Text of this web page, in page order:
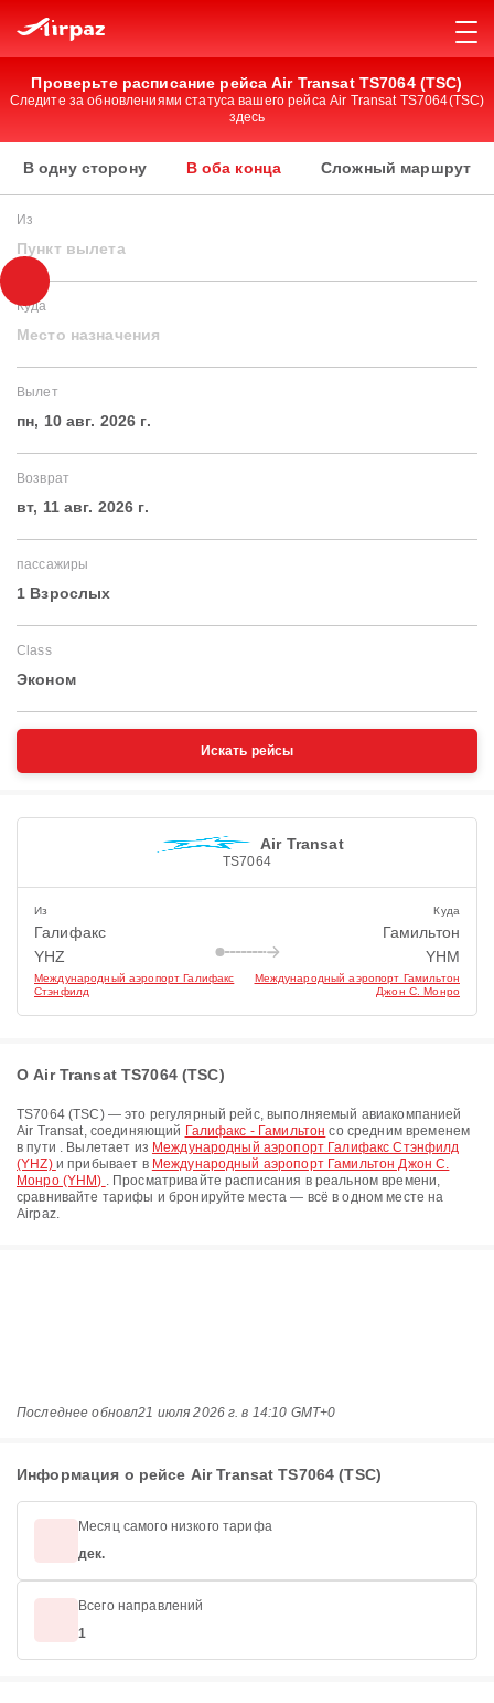
Проверьте расписание рейса Air Transat TS7064 (TSC)
Следите за обновлениями статуса вашего рейса Air Transat TS7064(TSC)
здесь
В одну сторону В оба конца Сложный маршрут
Из
Пункт вылета
Куда
Место назначения
Вылет
пн, 10 авг. 2026 г.
Возврат
вт, 11 авг. 2026 г.
пассажиры
1 Взрослых
Class
Эконом
Искать рейсы
Air Transat
TS7064
Из
Галифакс
YHZ
Международный аэропорт Галифакс
Стэнфилд
Куда
Гамильтон
YHM
Международный аэропорт Гамильтон
Джон С. Монро
О Air Transat TS7064 (TSC)
TS7064(TSC) — это регулярный рейс, выполняемый авиакомпанией
Air Transat, соединяющий Галифакс - Гамильтон со средним временем
в пути . Вылетает из Международный аэропорт Галифакс Стэнфилд
(YHZ) и прибывает в Международный аэропорт Гамильтон Джон С.
Монро (YHM) . Просматривайте расписания в реальном времени,
сравнивайте тарифы и бронируйте места — всё в одном месте на
Airpaz.
Последнее обновл21 июля 2026 г. в 14:10 GMT+0
Информация о рейсе Air Transat TS7064 (TSC)
Месяц самого низкого тарифа
дек.
Всего направлений
1